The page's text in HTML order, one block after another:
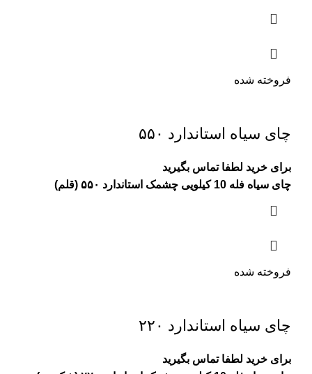
فروخته شده
چای سیاه استاندارد ۵۵۰
برای خرید لطفا تماس بگیرید
چای سیاه فله 10 کیلویی چشمک استاندارد ۵۵۰ (قلم)
فروخته شده
چای سیاه استاندارد ۲۲۰
برای خرید لطفا تماس بگیرید